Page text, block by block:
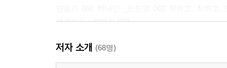
생겼어요 _성명진 070
4부 간질간질 발바닥 속에 사나 눈 밑 작은 웅덩이
고양이와 나의 갸웃 _정연철 074 실개천 _경종호
저자 소개 (68명)